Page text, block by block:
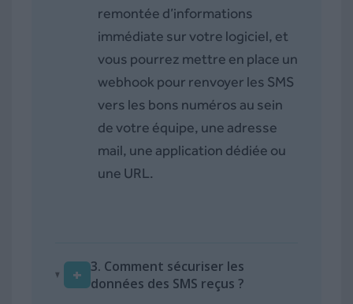
remontée d’informations
immédiate sur votre logiciel, et
vous pourrez mettre en place un
webhook pour renvoyer les SMS
vers les bons numéros au sein
de votre équipe, une adresse
mail, une application dédiée ou
une URL.
+ 3. Comment sécuriser les
données des SMS reçus ?